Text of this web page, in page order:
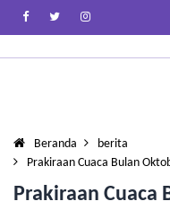
Beranda
berita
Prakiraan Cuaca Bulan
Prakiraan Cuaca